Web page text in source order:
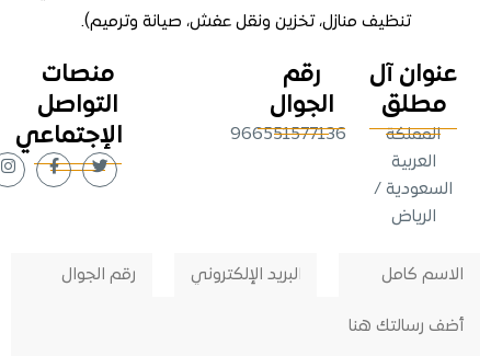
تنظيف منازل، تخزين ونقل عفش، صيانة وترميم).
آل
/
رقم
الجوال
966551577136
منصات
التواصل
الإجتماعي